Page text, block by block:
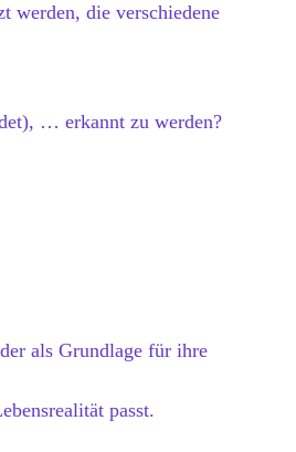
werden, die verschiedene
… erkannt zu werden?
als Grundlage für ihre
passt.